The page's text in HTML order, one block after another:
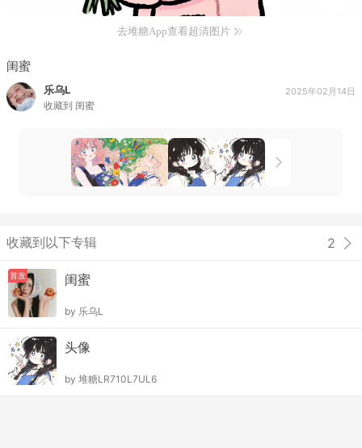
去堆糖App查看超清图片
闺蜜
乐乌L
收藏到 闺蜜
2025年02月14日
收藏到以下专辑 2
首发 闺蜜
by 乐乌L
头像
by 堆糖LR710L7UL6